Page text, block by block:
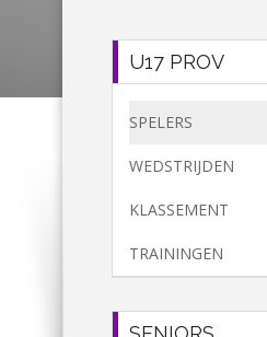
U17 PROV
SPELERS
WEDSTRIJDEN
KLASSEMENT
TRAININGEN